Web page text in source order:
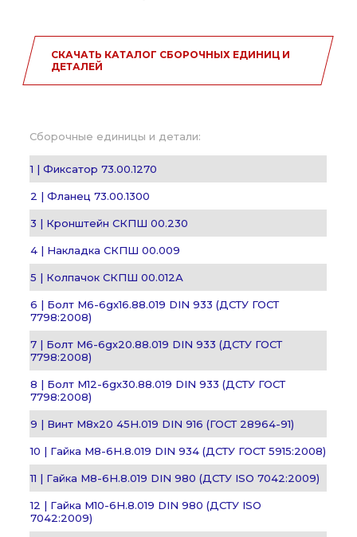
СКАЧАТЬ КАТАЛОГ СБОРОЧНЫХ ЕДИНИЦ И
ДЕТАЛЕЙ
Сборочные единицы и детали:
1 | Фиксатор 73.00.1270
2 | Фланец 73.00.1300
3 | Кронштейн СКПШ 00.230
4 | Накладка СКПШ 00.009
5 | Колпачок СКПШ 00.012А
6 | Болт М6-6gх16.88.019 DIN 933 (ДСТУ ГОСТ
7798:2008)
7 | Болт М6-6gх20.88.019 DIN 933 (ДСТУ ГОСТ
7798:2008)
8 | Болт М12-6gх30.88.019 DIN 933 (ДСТУ ГОСТ
7798:2008)
9 | Винт М8х20 45Н.019 DIN 916 (ГОСТ 28964-91)
10 | Гайка М8-6H.8.019 DIN 934 (ДСТУ ГОСТ 5915:2008)
11 | Гайка М8-6H.8.019 DIN 980 (ДСТУ ISO 7042:2009)
12 | Гайка М10-6H.8.019 DIN 980 (ДСТУ ISO
7042:2009)